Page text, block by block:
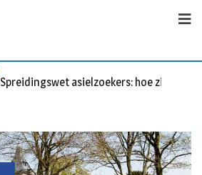
Spreidingswet asielzoekers: hoe zit dat?